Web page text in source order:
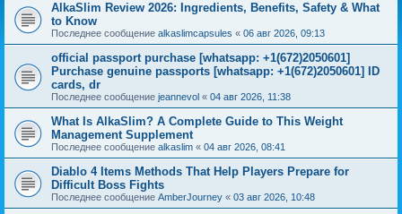
AlkaSlim Review 2026: Ingredients, Benefits, Safety & What
to Know
Последнее сообщение alkaslimcapsules « 06 авг 2026, 09:13
official passport purchase [whatsapp: +1(672)2050601]
Purchase genuine passports [whatsapp: +1(672)2050601] ID
cards, dr
Последнее сообщение jeannevol « 04 авг 2026, 11:38
What Is AlkaSlim? A Complete Guide to This Weight
Management Supplement
Последнее сообщение alkaslim « 04 авг 2026, 08:41
Diablo 4 Items Methods That Help Players Prepare for
Difficult Boss Fights
Последнее сообщение AmberJourney « 03 авг 2026, 10:48